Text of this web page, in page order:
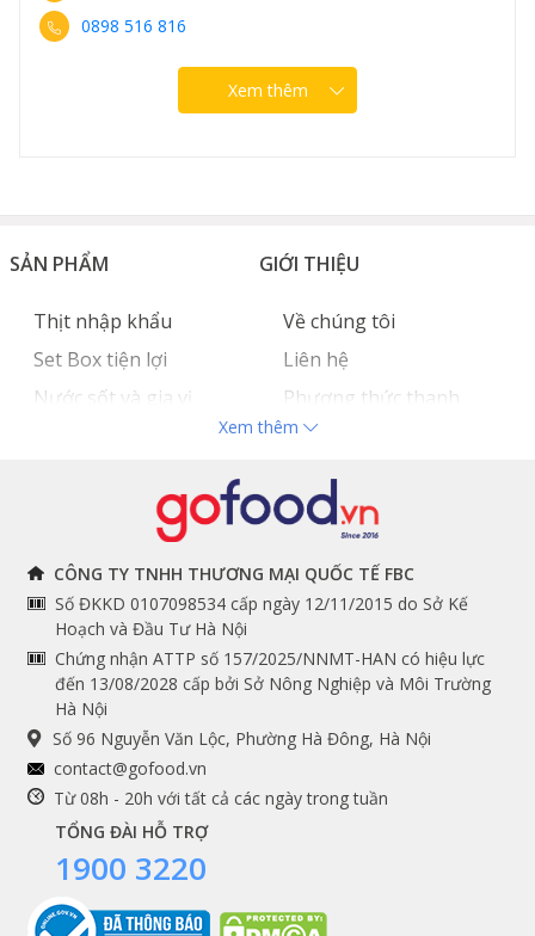
0898 516 816
Xem thêm
SẢN PHẨM
Thịt nhập khẩu
Set Box tiện lợi
Nước sốt và gia vị
GIỚI THIỆU
Về chúng tôi
Liên hệ
Phương thức thanh
toán
Tuyển dụng
THÔNG TIN
Chính sách và quy định
chung
Hướng dẫn đặt hàng
Cam kết chất lượng
THEO DÕI NGAY
Facebook
Instagram
Youtube
Tiktok
Shopee
DỊCH VỤ
Xem thêm
CÔNG TY TNHH THƯƠNG MẠI QUỐC TẾ FBC
Số ĐKKD 0107098534 cấp ngày 12/11/2015 do Sở Kế
Hoạch và Đầu Tư Hà Nội
Chứng nhận ATTP số 157/2025/NNMT-HAN có hiệu lực
đến 13/08/2028 cấp bởi Sở Nông Nghiệp và Môi Trường
Hà Nội
Số 96 Nguyễn Văn Lộc, Phường Hà Đông, Hà Nội
contact@gofood.vn
Từ 08h - 20h với tất cả các ngày trong tuần
TỔNG ĐÀI HỖ TRỢ
1900 3220